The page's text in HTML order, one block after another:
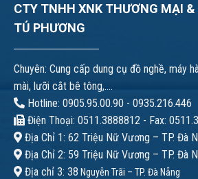
CTY TNHH XNK THƯƠNG MẠI &
TÚ PHƯƠNG
Chuyên: Cung cấp dung cụ đồ nghề, máy
mài, lưỡi cắt bê tông,....
Hotline: 0905.95.00.90 - 0935.216.446
Điện Thoại: 0511.3888812 - Fax:
Địa Chỉ 1: 62 Triệu Nữ Vương – TP. Đà
Địa Chỉ 2: 59 Triệu Nữ Vương – TP. Đà
Địa chỉ 3: 38 Nguyễn Trãi – TP. Đà Nẵng